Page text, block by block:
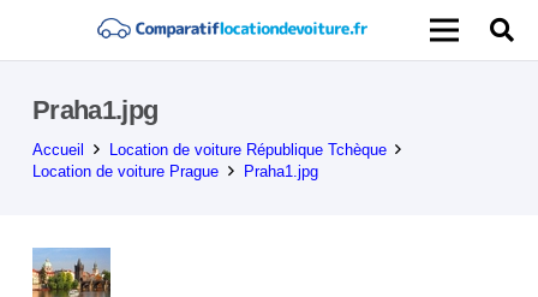
Praha1.jpg
Accueil
Location de voiture République Tchèque
Location de voiture Prague
Praha1.jpg